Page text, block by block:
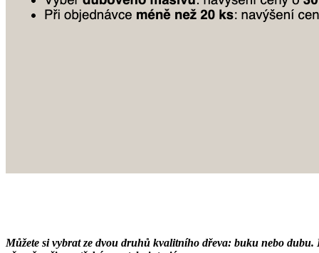
Můžete si vybrat ze dvou druhů kvalitního dřeva: buku nebo